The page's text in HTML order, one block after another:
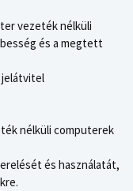
vezeték nélküli
és a megtett
jelátvitel
nélküli computerek
és használatát,